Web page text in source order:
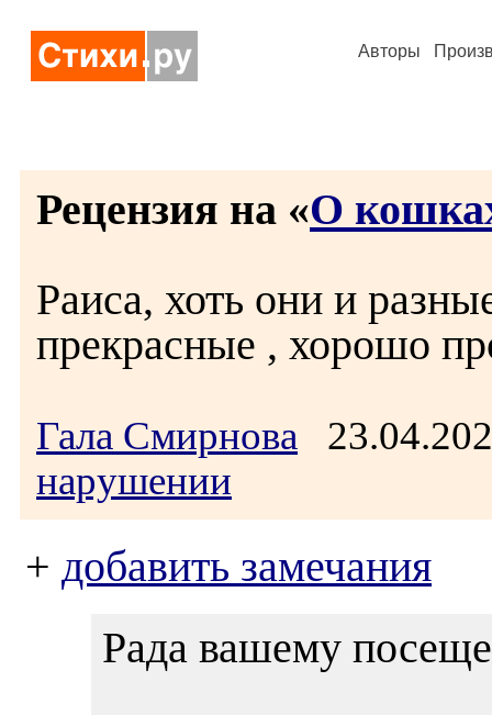
Авторы
Рецензия на «О
Раиса, хоть они и
прекрасные , хорошо
Гала Смирнова
нарушении
+ добавить замечания
Рада вашему